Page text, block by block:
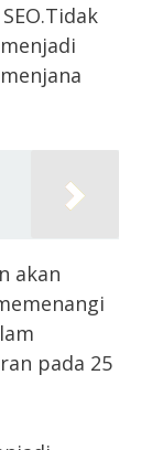
akan
pada 25